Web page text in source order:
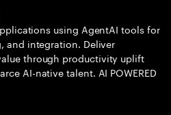
using AgentAI tools for
and integration. Deliver
through productivity uplift
AI-native talent. AI POWERED